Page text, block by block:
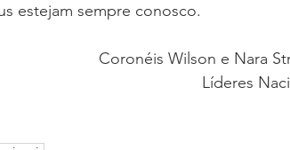
estejam sempre conosco.
Coronéis Wilson e Nara
Líderes